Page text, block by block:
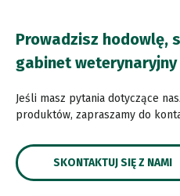
Prowadzisz hodowlę,
gabinet
Jeśli masz pytania dotyczące
produktów, zapraszamy do
SKONTAKTUJ SIĘ Z NAMI